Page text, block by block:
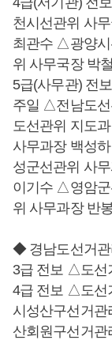
천시선관위 사
최관수 △광양
위 사무국장 박철
5급(사무관) 전
주일 △전남도
도선관위 지도
사무과장 백성
성군선관위 사
이기수 △영암
위 사무과장 반
◆ 경남도선거관
3급 전보 △도선
4급 전보 △도선
시성산구선거
산회원구선거